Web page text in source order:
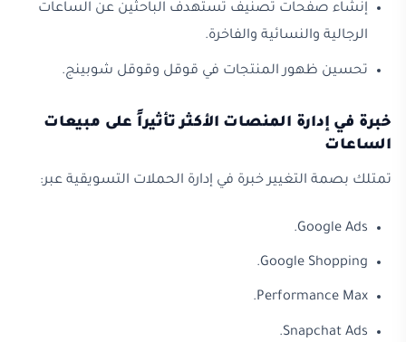
إنشاء صفحات تصنيف تستهدف الباحثين عن الساعات
الرجالية والنسائية والفاخرة.
تحسين ظهور المنتجات في قوقل وقوقل شوبينج.
خبرة في إدارة المنصات الأكثر تأثيراً على مبيعات
الساعات
تمتلك بصمة التغيير خبرة في إدارة الحملات التسويقية عبر:
Google Ads.
Google Shopping.
Performance Max.
Snapchat Ads.